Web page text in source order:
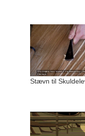
Stævn til